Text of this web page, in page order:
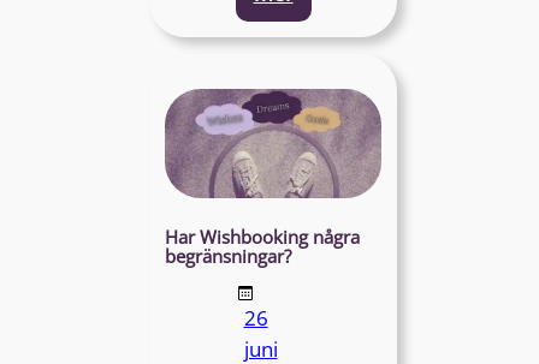
Applying
Habits
Har Wishbooking några
begränsningar?
26
juni